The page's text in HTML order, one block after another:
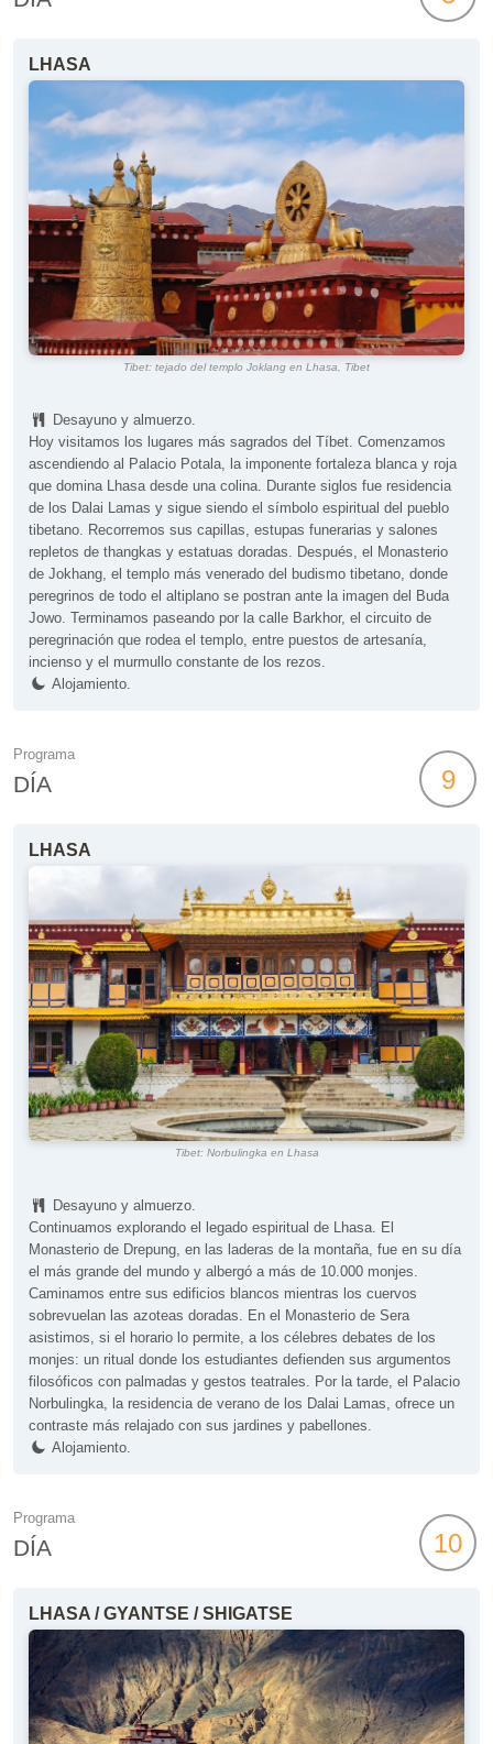
LHASA
Tibet: tejado del templo Joklang en Lhasa, Tibet
Desayuno y almuerzo.
Hoy visitamos los lugares más sagrados del Tíbet. Comenzamos
ascendiendo al Palacio Potala, la imponente fortaleza blanca y roja
que domina Lhasa desde una colina. Durante siglos fue residencia
de los Dalai Lamas y sigue siendo el símbolo espiritual del pueblo
tibetano. Recorremos sus capillas, estupas funerarias y salones
repletos de thangkas y estatuas doradas. Después, el Monasterio
de Jokhang, el templo más venerado del budismo tibetano, donde
peregrinos de todo el altiplano se postran ante la imagen del Buda
Jowo. Terminamos paseando por la calle Barkhor, el circuito de
peregrinación que rodea el templo, entre puestos de artesanía,
incienso y el murmullo constante de los rezos.
Alojamiento.
Programa
DÍA 9
LHASA
Tibet: Norbulingka en Lhasa
Desayuno y almuerzo.
Continuamos explorando el legado espiritual de Lhasa. El
Monasterio de Drepung, en las laderas de la montaña, fue en su día
el más grande del mundo y albergó a más de 10.000 monjes.
Caminamos entre sus edificios blancos mientras los cuervos
sobrevuelan las azoteas doradas. En el Monasterio de Sera
asistimos, si el horario lo permite, a los célebres debates de los
monjes: un ritual donde los estudiantes defienden sus argumentos
filosóficos con palmadas y gestos teatrales. Por la tarde, el Palacio
Norbulingka, la residencia de verano de los Dalai Lamas, ofrece un
contraste más relajado con sus jardines y pabellones.
Alojamiento.
Programa
DÍA 10
LHASA / GYANTSE / SHIGATSE